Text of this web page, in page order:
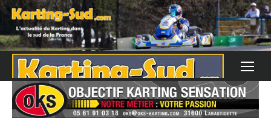
Skip
content